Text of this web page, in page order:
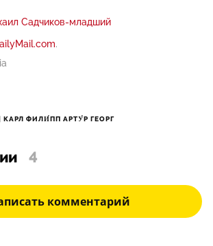
Садчиков-младший
.
КАРЛ ФИЛИ́ПП АРТУ́Р ГЕОРГ
4
комментарий